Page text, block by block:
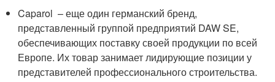
Caparol – еще один германский бренд,
представленный группой предприятий DAW SE,
обеспечивающих поставку своей продукции по всей
Европе. Их товар занимает лидирующие позиции у
представителей профессионального строительства.